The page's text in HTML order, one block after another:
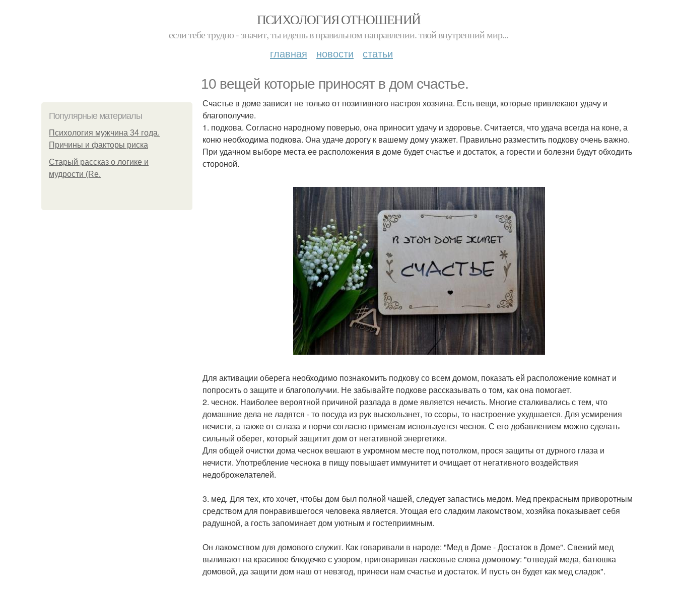
ПСИХОЛОГИЯ ОТНОШЕНИЙ
если тебе трудно - значит, ты идешь в правильном направлении. твой внутренний мир...
главная новости статьи
10 вещей которые приносят в дом счастье.
Популярные материалы
Психология мужчина 34 года.
Причины и факторы риска
Старый рассказ о логике и
мудрости (Re.
Счастье в доме зависит не только от позитивного настроя хозяина. Есть вещи, которые привлекают удачу и
благополучие.
1. подкова. Согласно народному поверью, она приносит удачу и здоровье. Считается, что удача всегда на коне, а
коню необходима подкова. Она удаче дорогу к вашему дому укажет. Правильно разместить подкову очень важно.
При удачном выборе места ее расположения в доме будет счастье и достаток, а горести и болезни будут обходить
стороной.
Для активации оберега необходимо познакомить подкову со всем домом, показать ей расположение комнат и
попросить о защите и благополучии. Не забывайте подкове рассказывать о том, как она помогает.
2. чеснок. Наиболее вероятной причиной разлада в доме является нечисть. Многие сталкивались с тем, что
домашние дела не ладятся - то посуда из рук выскользнет, то ссоры, то настроение ухудшается. Для усмирения
нечисти, а также от сглаза и порчи согласно приметам используется чеснок. С его добавлением можно сделать
сильный оберег, который защитит дом от негативной энергетики.
Для общей очистки дома чеснок вешают в укромном месте под потолком, прося защиты от дурного глаза и
нечисти. Употребление чеснока в пищу повышает иммунитет и очищает от негативного воздействия
недоброжелателей.
3. мед. Для тех, кто хочет, чтобы дом был полной чашей, следует запастись медом. Мед прекрасным приворотным
средством для понравившегося человека является. Угощая его сладким лакомством, хозяйка показывает себя
радушной, а гость запоминает дом уютным и гостеприимным.
Он лакомством для домового служит. Как говаривали в народе: "Мед в Доме - Достаток в Доме". Свежий мед
выливают на красивое блюдечко с узором, приговаривая ласковые слова домовому: "отведай меда, батюшка
домовой, да защити дом наш от невзгод, принеси нам счастье и достаток. И пусть он будет как мед сладок".